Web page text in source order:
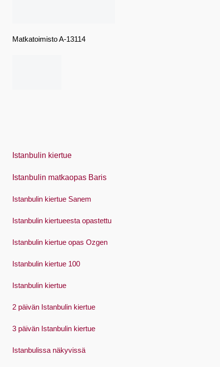
Русский
Español
Swedish
Matkatoimisto A-13114
Istanbulin kiertue
Istanbulin matkaopas Baris
Istanbulin kiertue Sanem
Istanbulin kiertueesta opastettu
Istanbulin kiertue opas Ozgen
Istanbulin kiertue 100
Istanbulin kiertue
2 päivän Istanbulin kiertue
3 päivän Istanbulin kiertue
Istanbulissa näkyvissä